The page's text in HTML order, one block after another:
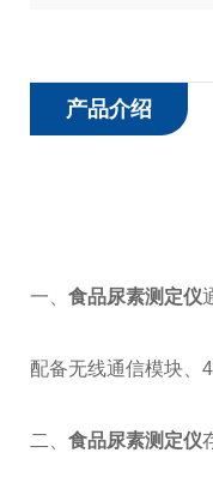
产品介绍
一、 食品尿素测定仪
配备无线通信模块、
二、 食品尿素测定仪